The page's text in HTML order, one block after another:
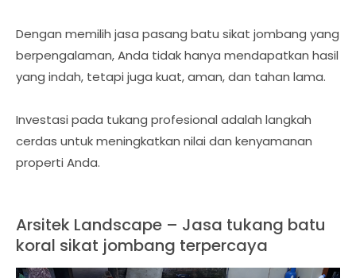
Dengan memilih jasa pasang batu sikat jombang yang
berpengalaman, Anda tidak hanya mendapatkan hasil
yang indah, tetapi juga kuat, aman, dan tahan lama.
Investasi pada tukang profesional adalah langkah
cerdas untuk meningkatkan nilai dan kenyamanan
properti Anda.
Arsitek Landscape – Jasa tukang batu
koral sikat jombang terpercaya